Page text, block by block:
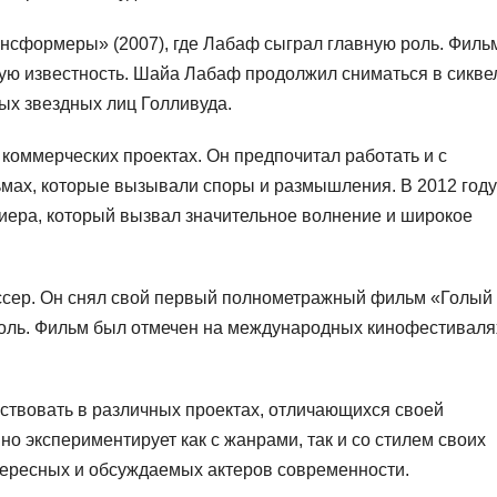
(2007), где Лабаф сыграл главную роль.
известность. Шайа Лабаф продолжил сниматься в
звездных лиц Голливуда.
проектах. Он предпочитал работать и с
которые вызывали споры и размышления. В 2012
который вызвал значительное волнение и широкое
Он снял свой первый полнометражный фильм «Голый
Фильм был отмечен на международных
в различных проектах, отличающихся своей
экспериментирует как с жанрами, так и со стилем своих
и обсуждаемых актеров современности.